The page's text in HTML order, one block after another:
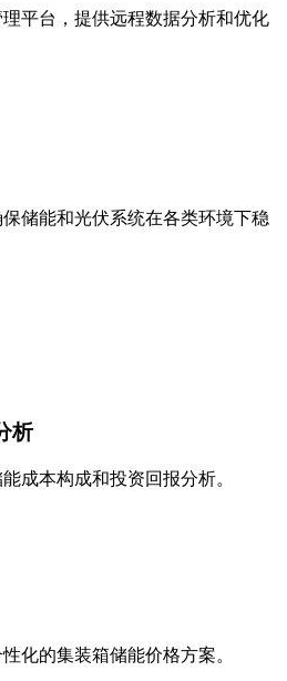
平台，提供远程数据分析和优化
储能和光伏系统在各类环境下稳
析
成本构成和投资回报分析。
化的集装箱储能价格方案。